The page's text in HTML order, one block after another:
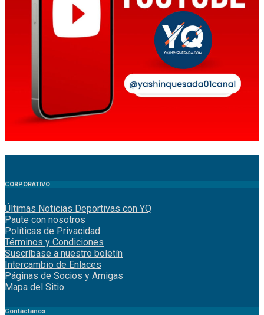
CORPORATIVO
Últimas Noticias Deportivas con YQ
Paute con nosotros
Políticas de Privacidad
Términos y Condiciones
Suscríbase a nuestro boletín
Intercambio de Enlaces
Páginas de Socios y Amigas
Mapa del Sitio
Contáctanos